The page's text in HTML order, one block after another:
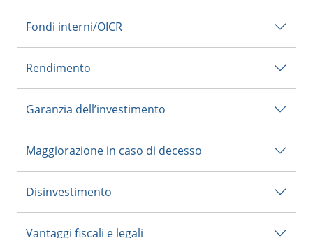
Fondi interni/OICR
Rendimento
Garanzia dell’investimento
Maggiorazione in caso di decesso
Disinvestimento
Vantaggi fiscali e legali